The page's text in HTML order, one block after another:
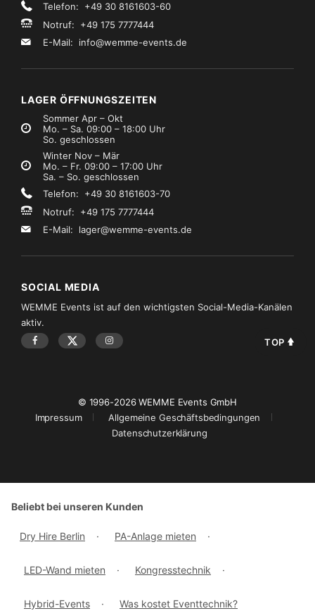
Telefon: +49 30 8161603-60
Notruf: +49 175 7777444
E-Mail: info@wemme-events.de
LAGER ÖFFNUNGSZEITEN
Sommer Apr – Okt
Mo. – Sa. 09:00 – 18:00 Uhr
So. geschlossen
Winter Nov – Mär
Mo. – Fr. 09:00 – 17:00 Uhr
Sa. – So. geschlossen
Telefon: +49 30 8161603-70
Notruf: +49 175 7777444
E-Mail: lager@wemme-events.de
SOCIAL MEDIA
WEMME Events ist auf den wichtigsten Social-Media-Kanälen
aktiv.
© 1996-2026 WEMME Events GmbH
Impressum
Allgemeine Geschäftsbedingungen
Datenschutzerklärung
TOP
Beliebt bei unseren Kunden
Dry Hire Berlin · PA-Anlage mieten ·
LED-Wand mieten · Kongresstechnik ·
Hybrid-Events · Was kostet Eventtechnik?